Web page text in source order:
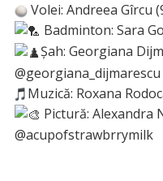
Volei: Andreea Gîrcu
Badminton: Sara
Șah: Georgiana
@georgiana_dijmarescu
Muzică: Roxana
Pictură: Alexandra
@acupofstrawbrrymilk